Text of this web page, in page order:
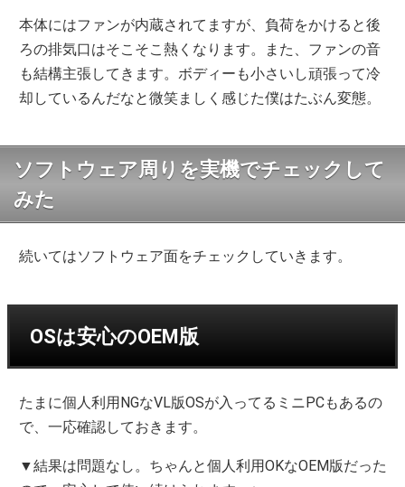
本体にはファンが内蔵されてますが、負荷をかけると後
ろの排気口はそこそこ熱くなります。また、ファンの音
も結構主張してきます。ボディーも小さいし頑張って冷
却しているんだなと微笑ましく感じた僕はたぶん変態。
ソフトウェア周りを実機でチェックして
みた
続いてはソフトウェア面をチェックしていきます。
OSは安心のOEM版
たまに個人利用NGなVL版OSが入ってるミニPCもあるの
で、一応確認しておきます。
▼結果は問題なし。ちゃんと個人利用OKなOEM版だった